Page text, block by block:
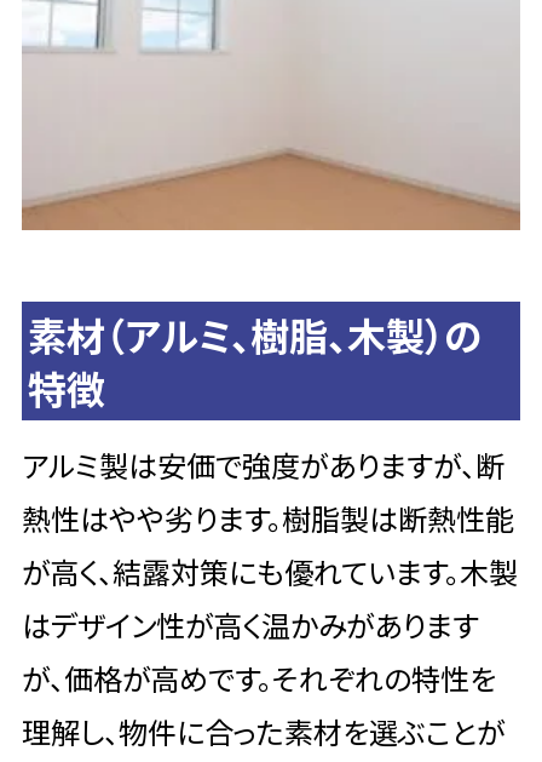
素材（アルミ、樹脂、木製）の
特徴
アルミ製は安価で強度がありますが、断
熱性はやや劣ります。樹脂製は断熱性能
が高く、結露対策にも優れています。木製
はデザイン性が高く温かみがあります
が、価格が高めです。それぞれの特性を
理解し、物件に合った素材を選ぶことが